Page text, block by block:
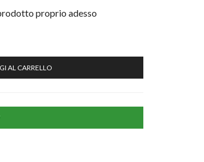
proprio adesso
AL CARRELLO